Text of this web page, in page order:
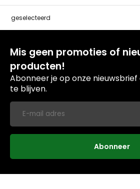
geselecteerd
Mis geen promoties of
producten!
Abonneer je op onze
te blijven.
Abonneer